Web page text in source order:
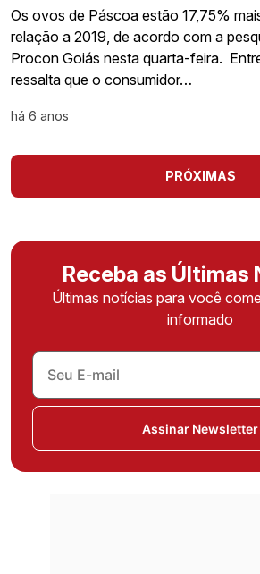
Os ovos de Páscoa estão 17,75%
relação a 2019, de acordo com a
Procon Goiás nesta quarta-feira.
ressalta que o consumidor…
há 6 anos
PRÓXIMAS
Receba as Últimas
Últimas notícias para você
informado
Assinar Newsletter